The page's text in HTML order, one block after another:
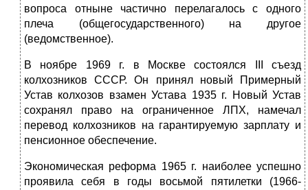
вопроса отныне частично перелагалось с одного
плеча (общегосударственного) на другое
(ведомственное).
В ноябре 1969 г. в Москве состоялся III съезд
колхозников СССР. Он принял новый Примерный
Устав колхозов взамен Устава 1935 г. Новый Устав
сохранял право на ограниченное ЛПХ, намечал
перевод колхозников на гарантируемую зарплату и
пенсионное обеспечение.
Экономическая реформа 1965 г. наиболее успешно
проявила себя в годы восьмой пятилетки (1966-